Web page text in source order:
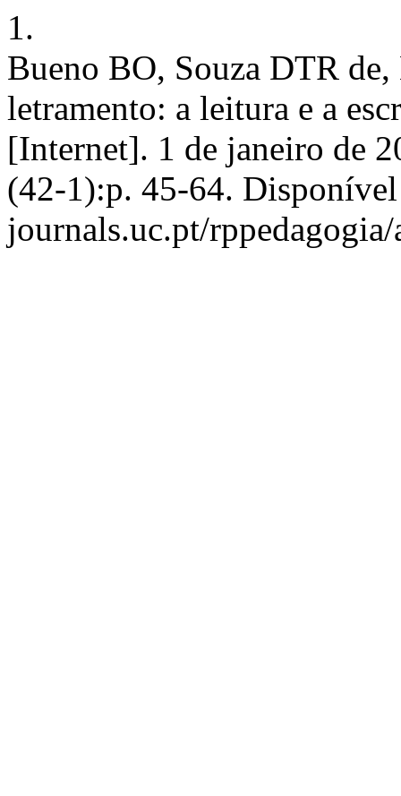
1.
Bueno BO, Souza DTR
letramento: a leitura e a
[Internet]. 1 de janeiro de
(42-1):p. 45-64.
journals.uc.pt/